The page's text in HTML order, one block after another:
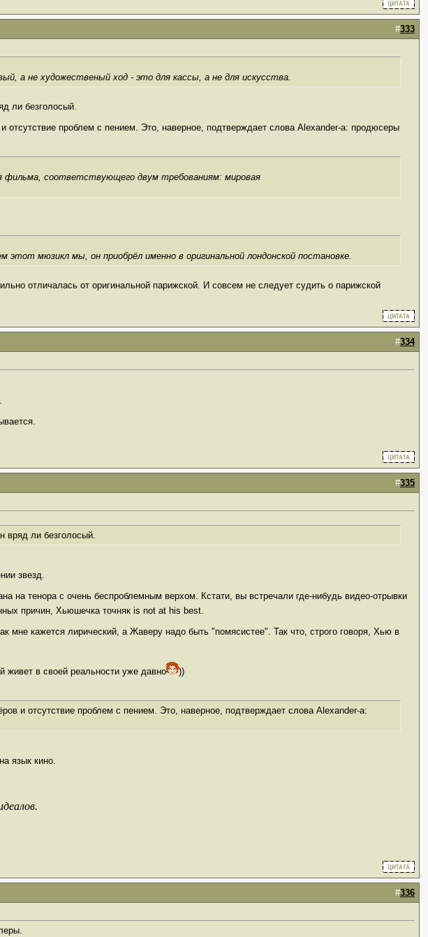
#333
а не художественый ход - это для кассы, а не для искусства.
ли безголосый.
проблем с пением. Это, наверное, подтверждает слова Alexander-а: продюсеры
фильма, соответствующего двум требованиям: мировая
мюзикл мы, он приобрёл именно в оригинальной лондонской постановке.
отличалась от оригинальной парижской. И совсем не следует судить о парижской
#334
#335
ли безголосый.
звезд.
на тенора с очень беспроблемным верхом. Кстати, вы встречали где-нибудь видео-отрывки
причин, Хьюшечка точняк is not at his best.
кажется лирический, а Жаверу надо быть "помясистее". Так что, строго говоря, Хью в
живет в своей реальности уже давно ))
и отсутствие проблем с пением. Это, наверное, подтверждает слова Alexander-а:
язык кино.
#336